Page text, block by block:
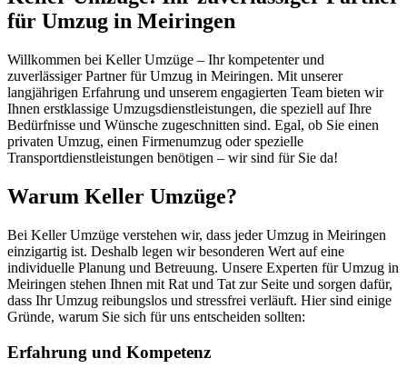
für Umzug in Meiringen
Willkommen bei Keller Umzüge – Ihr kompetenter und
zuverlässiger Partner für Umzug in Meiringen. Mit unserer
langjährigen Erfahrung und unserem engagierten Team bieten wir
Ihnen erstklassige Umzugsdienstleistungen, die speziell auf Ihre
Bedürfnisse und Wünsche zugeschnitten sind. Egal, ob Sie einen
privaten Umzug, einen Firmenumzug oder spezielle
Transportdienstleistungen benötigen – wir sind für Sie da!
Warum Keller Umzüge?
Bei Keller Umzüge verstehen wir, dass jeder Umzug in Meiringen
einzigartig ist. Deshalb legen wir besonderen Wert auf eine
individuelle Planung und Betreuung. Unsere Experten für Umzug in
Meiringen stehen Ihnen mit Rat und Tat zur Seite und sorgen dafür,
dass Ihr Umzug reibungslos und stressfrei verläuft. Hier sind einige
Gründe, warum Sie sich für uns entscheiden sollten:
Erfahrung und Kompetenz